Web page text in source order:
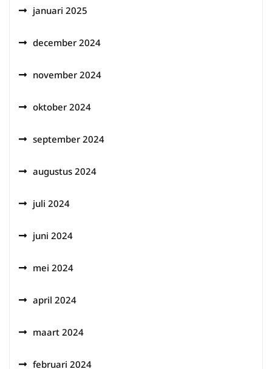
januari 2025
december 2024
november 2024
oktober 2024
september 2024
augustus 2024
juli 2024
juni 2024
mei 2024
april 2024
maart 2024
februari 2024